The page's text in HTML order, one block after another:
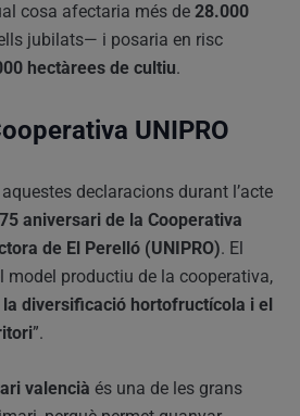
cosa afectaria més de 28.000
jubilats— i posaria en risc
hectàrees de cultiu.
UNIPRO
declaracions durant l’acte
75 aniversari de la Cooperativa
de El Perelló (UNIPRO). El
model productiu de la cooperativa,
diversificació hortofructícola i el
”.
valencià és una de les grans